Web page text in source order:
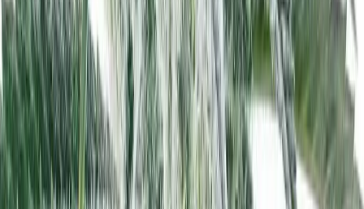
CBD Shops Cannabis Karte